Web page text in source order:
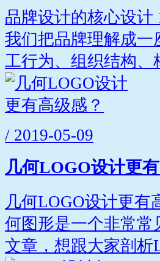
品牌设计的核心设
我们把品牌理解成
工行为、组织结构、
/ 2019-05-09
几何LOGO设计更
几何LOGO设计更有
何图形是一个非常
文章，想跟大家剖析